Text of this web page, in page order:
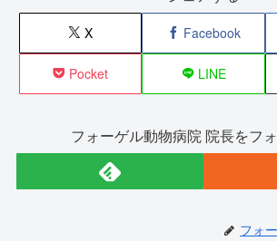
X Facebook
Pocket LINE
フォーゲル動物病院 院長をフ
フォ